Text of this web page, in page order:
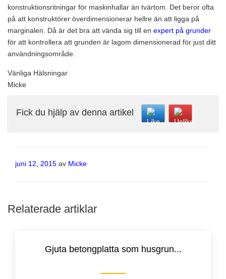
konstruktionsritningar för maskinhallar än tvärtom. Det beror ofta
på att konstruktörer överdimensionerar hellre än att ligga på
marginalen. Då är det bra att vända sig till en expert på grunder
för att kontrollera att grunden är lagom dimensionerad för just ditt
användningsområde.
Vänliga Hälsningar
Micke
Fick du hjälp av denna artikel
Publicerat
juni 12, 2015 av Micke
Relaterade artiklar
Gjuta betongplatta som husgrun...